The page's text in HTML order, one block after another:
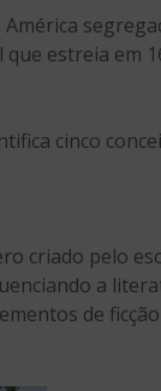
estreia em
cinco
criado pelo
a
de